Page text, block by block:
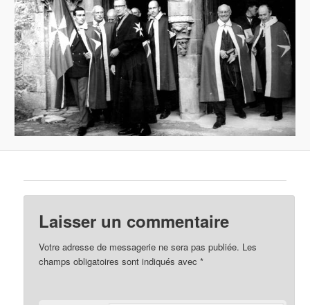
Laisser un commentaire
Votre adresse de messagerie ne sera pas publiée. Les
champs obligatoires sont indiqués avec*